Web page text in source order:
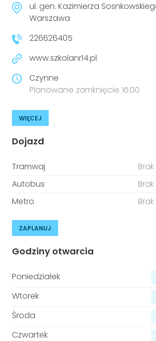
ul. gen. Kazimierza
Warszawa
226626405
www.szkolanr14.pl
Czynne
Planowane zamknięcie 16:00
WIĘCEJ
Dojazd
Tramwaj
Autobus
Metro
ZAPLANUJ
Godziny otwarcia
Poniedziałek
Wtorek
Środa
Czwartek